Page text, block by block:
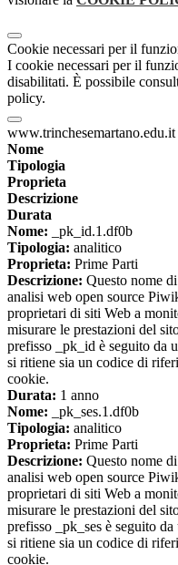
Cookie necessari per il
I cookie necessari per il
disabilitati. È possibile
policy.
www.trinchesemartano.edu.it
Nome
Tipologia
Proprieta
Descrizione
Durata
Nome: _pk_id.1.df0b
Tipologia: analitico
Proprieta: Prime Parti
Descrizione: Questo nome
analisi web open source
proprietari di siti Web a
misurare le prestazioni del
prefisso _pk_id è seguito da
si ritiene sia un codice di
cookie.
Durata: 1 anno
Nome: _pk_ses.1.df0b
Tipologia: analitico
Proprieta: Prime Parti
Descrizione: Questo nome
analisi web open source
proprietari di siti Web a
misurare le prestazioni del
prefisso _pk_ses è seguito
si ritiene sia un codice di
cookie.